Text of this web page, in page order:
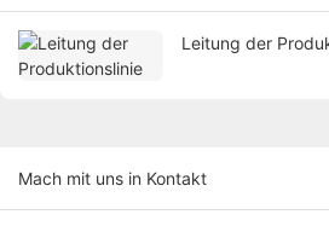
Leitung der
Mach mit uns in Kontakt